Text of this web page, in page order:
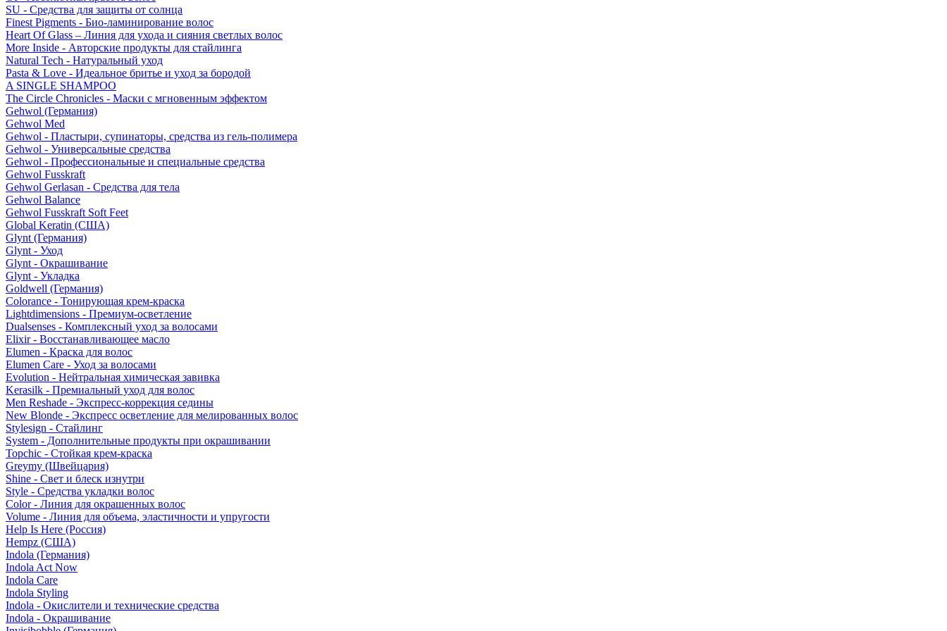
SU - Средства для защиты от солнца
Finest Pigments - Био-ламинирование волос
Heart Of Glass – Линия для ухода и сияния светлых волос
More Inside - Авторские продукты для стайлинга
Natural Tech - Натуральный уход
Pasta & Love - Идеальное бритье и уход за бородой
A SINGLE SHAMPOO
The Circle Chronicles - Маски с мгновенным эффектом
Gehwol (Германия)
Gehwol Med
Gehwol - Пластыри, супинаторы, средства из гель-полимера
Gehwol - Универсальные средства
Gehwol - Профессиональные и специальные средства
Gehwol Fusskraft
Gehwol Gerlasan - Средства для тела
Gehwol Balance
Gehwol Fusskraft Soft Feet
Global Keratin (США)
Glynt (Германия)
Glynt - Уход
Glynt - Окрашивание
Glynt - Укладка
Goldwell (Германия)
Colorance - Тонирующая крем-краска
Lightdimensions - Премиум-осветление
Dualsenses - Комплексный уход за волосами
Elixir - Восстанавливающее масло
Elumen - Краска для волос
Elumen Care - Уход за волосами
Evolution - Нейтральная химическая завивка
Kerasilk - Премиальный уход для волос
Men Reshade - Экспресс-коррекция седины
New Blonde - Экспресс осветление для мелированных волос
Stylesign - Стайлинг
System - Дополнительные продукты при окрашивании
Topchic - Стойкая крем-краска
Greymy (Швейцария)
Shine - Свет и блеск изнутри
Style - Средства укладки волос
Color - Линия для окрашенных волос
Volume - Линия для объема, эластичности и упругости
Help Is Here (Россия)
Hempz (США)
Indola (Германия)
Indola Act Now
Indola Care
Indola Styling
Indola - Окислители и технические средства
Indola - Окрашивание